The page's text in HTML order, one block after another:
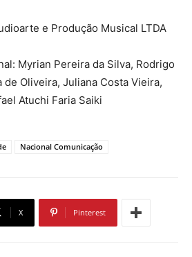
e Produção Musical LTDA
Myrian Pereira da Silva, Rodrigo
de Oliveira, Juliana Costa Vieira,
Atuchi Faria Saiki
Nacional Comunicação
X Pinterest